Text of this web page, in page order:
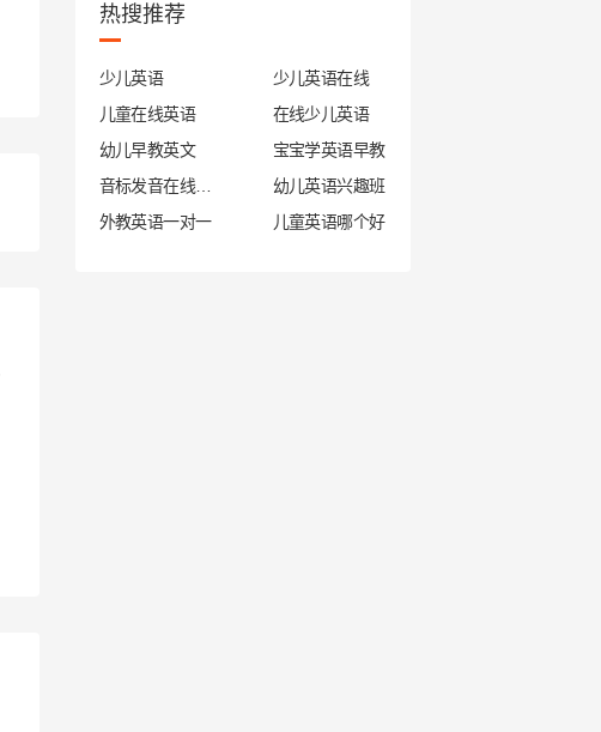
热搜推荐
少儿英语
少儿英语在线
儿童在线英语
在线少儿英语
幼儿早教英文
宝宝学英语早教
幼儿英语兴趣班
外教英语一对一
儿童英语哪个好